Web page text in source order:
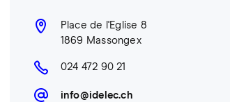
Place de l'Eglise 8
1869 Massongex
024 472 90 21
info@idelec.ch